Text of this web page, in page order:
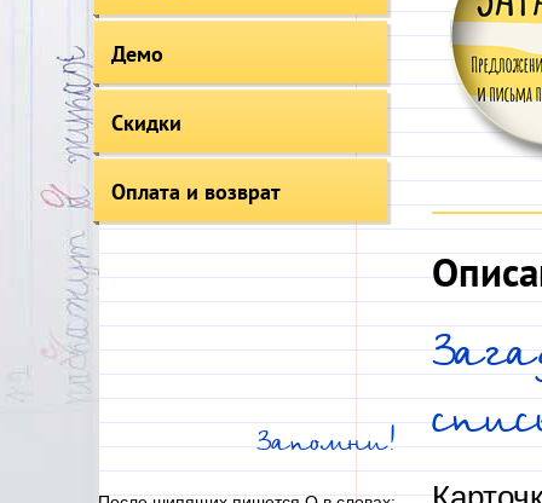
Демо
Скидки
Оплата и возврат
Запомни!